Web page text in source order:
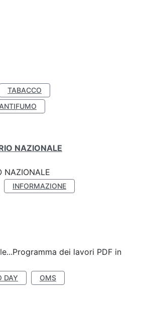
TABACCO
NAZIONALE
NAZIONALE
INFORMAZIONE
dei lavori PDF in
DAY OMS